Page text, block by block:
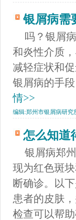
银屑病需
吗？银屑
和炎性介质
减轻症状和
银屑病的手
情>>
编辑:郑州市银屑病研究
怎么知道
银屑病郑
现为红色斑
断确诊。以
患者的皮肤
检查可以帮助